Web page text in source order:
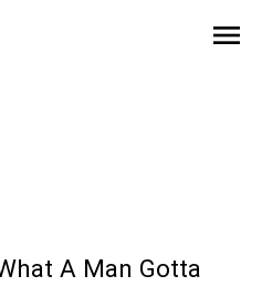
menu
A Man Gotta